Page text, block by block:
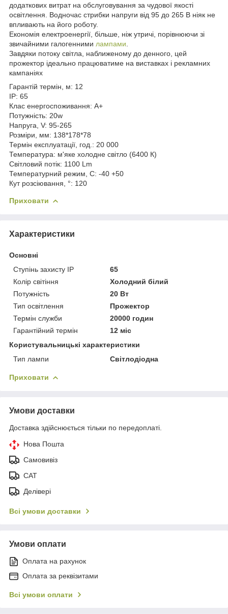
додаткових витрат на обслуговування за чудової якості
освітлення. Водночас стрибки напруги від 95 до 265 В ніяк не
впливають на його роботу.
Економія електроенергії, більше, ніж утричі, порівнюючи зі
звичайними галогенними лампами
Завдяки потоку світла, наближеному до денного, цей
прожектор ідеально працюватиме на виставках і рекламних
кампаніях
Гарантій термін, м: 12
IP: 65
Клас енергоспоживання: A+
Потужність: 20w
Напруга, V: 95-265
Розміри, мм: 138*178*78
Термін експлуатації, год.: 20 000
Температура: м'яке холодне світло (6400 К)
Світловий потік: 1100 Lm
Температурний режим, C: -40 +50
Кут розсіювання, °: 120
Приховати
Характеристики
Основні
Ступінь захисту IP
65
Колір світіння
Холодний білий
Потужність
20 Вт
Тип освітлення
Прожектор
Термін служби
20000 годин
Гарантійний термін
12 міс
Користувальницькі характеристики
Тип лампи
Світлодіодна
Приховати
Умови доставки
Доставка здійснюється тільки по передоплаті.
Нова Пошта
Самовивіз
САТ
Делівері
Всі умови доставки
Умови оплати
Оплата на рахунок
Оплата за реквізитами
Всі умови оплати